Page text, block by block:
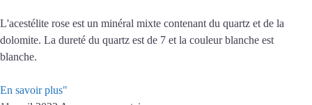
L'acestélite rose est un minéral mixte contenant du quartz et de la
dolomite. La dureté du quartz est de 7 et la couleur blanche est
blanche.
En savoir plus"